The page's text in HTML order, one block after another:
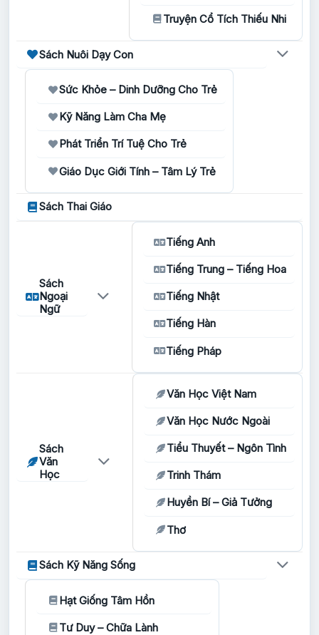
Truyện Cổ Tích Thiếu Nhi
Sách Nuôi Dạy Con
Sức Khỏe – Dinh Dưỡng Cho Trẻ
Kỹ Năng Làm Cha Mẹ
Phát Triển Trí Tuệ Cho Trẻ
Giáo Dục Giới Tính – Tâm Lý Trẻ
Sách Thai Giáo
Sách
Ngoại
Ngữ
Tiếng Anh
Tiếng Trung – Tiếng Hoa
Tiếng Nhật
Tiếng Hàn
Tiếng Pháp
Sách
Văn
Học
Văn Học Việt Nam
Văn Học Nước Ngoài
Tiểu Thuyết – Ngôn Tình
Trinh Thám
Huyền Bí – Giả Tưởng
Thơ
Sách Kỹ Năng Sống
Hạt Giống Tâm Hồn
Tư Duy – Chữa Lành